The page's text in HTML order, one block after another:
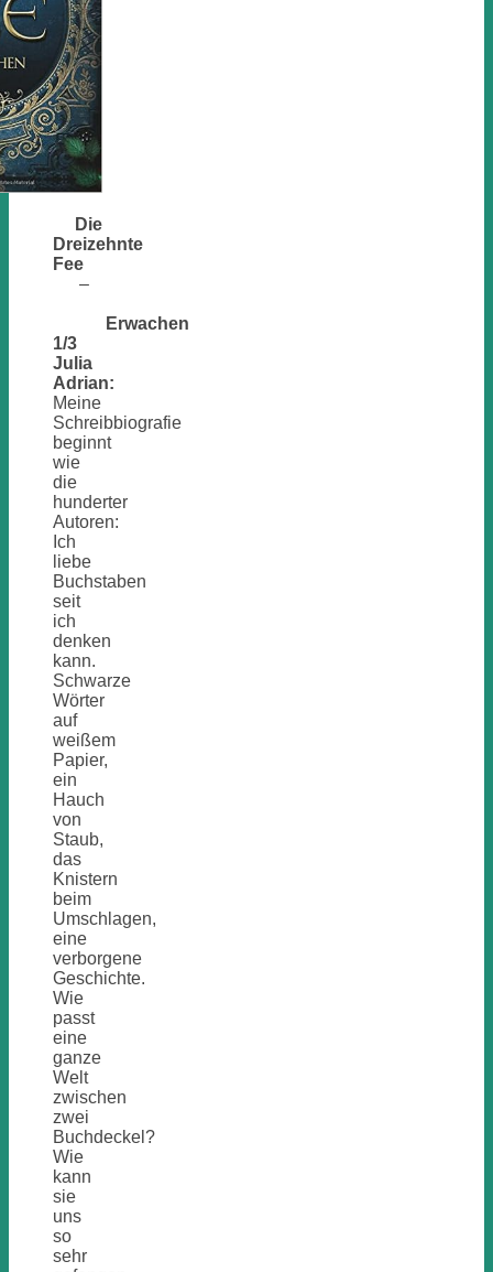
Die
Dreizehnte
Fee
–
Erwachen
1/3
Julia
Adrian:
Meine
Schreibbiografie
beginnt
wie
die
hunderter
Autoren:
Ich
liebe
Buchstaben
seit
ich
denken
kann.
Schwarze
Wörter
auf
weißem
Papier,
ein
Hauch
von
Staub,
das
Knistern
beim
Umschlagen,
eine
verborgene
Geschichte.
Wie
passt
eine
ganze
Welt
zwischen
zwei
Buchdeckel?
Wie
kann
sie
uns
so
sehr